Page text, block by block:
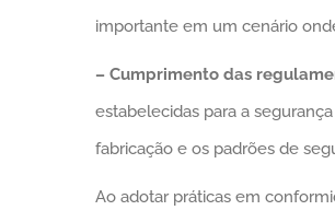
importante em um cenário
– Cumprimento das
estabelecidas para a
fabricação e os padrões de
Ao adotar práticas em